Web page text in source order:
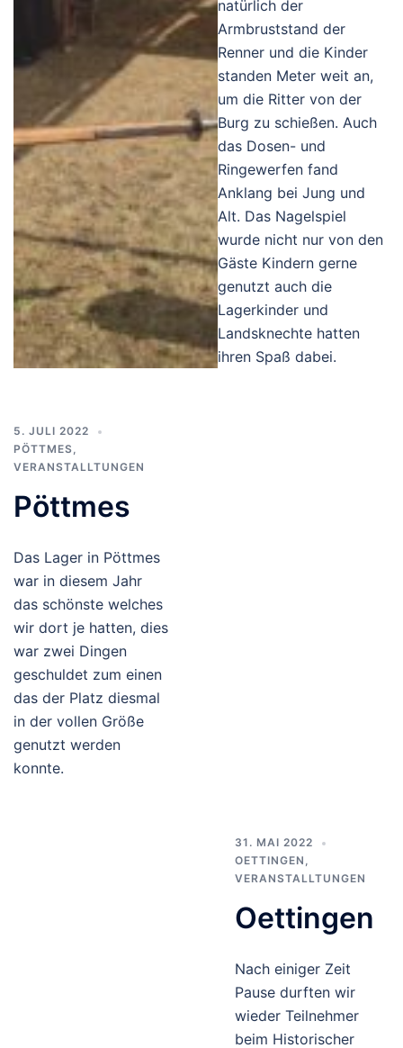
natürlich der
Armbruststand der
Renner und die Kinder
standen Meter weit an,
um die Ritter von der
Burg zu schießen. Auch
das Dosen- und
Ringewerfen fand
Anklang bei Jung und
Alt. Das Nagelspiel
wurde nicht nur von den
Gäste Kindern gerne
genutzt auch die
Lagerkinder und
Landsknechte hatten
ihren Spaß dabei.
5. JULI 2022
PÖTTMES
VERANSTALLTUNGEN
Pöttmes
Das Lager in Pöttmes
war in diesem Jahr
das schönste welches
wir dort je hatten, dies
war zwei Dingen
geschuldet zum einen
das der Platz diesmal
in der vollen Größe
genutzt werden
konnte.
31. MAI 2022
OETTINGEN
VERANSTALLTUNGEN
Oettingen
Nach einiger Zeit
Pause durften wir
wieder Teilnehmer
beim Historischer